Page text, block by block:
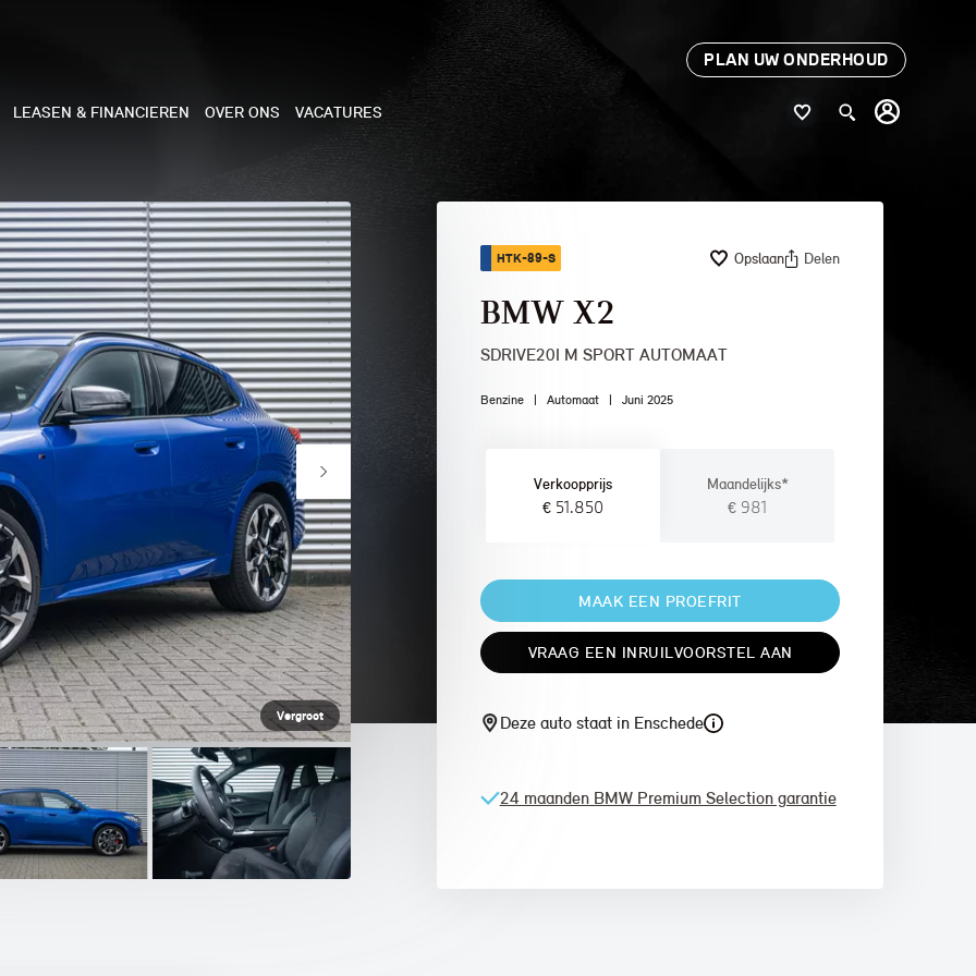
PLAN UW ONDERHOUD
3-DEURS
CABRIO
5-DEURS
COOPER WORKS
SMITH EDITION
LEASEN & FINANCIEREN OVER ONS VACATURES
Vergroot
HTK-89-S Opslaan Delen
BMW X2
SDRIVE20I M SPORT AUTOMAAT
Benzine | Automaat | Juni 2025
Verkoopprijs
€ 51.850
Maandelijks*
€ 981
MAAK EEN PROEFRIT
VRAAG EEN INRUILVOORSTEL AAN
Deze auto staat in Enschede
24 maanden BMW Premium Selection garantie